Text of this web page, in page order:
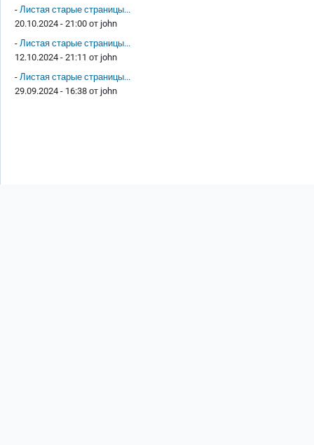
- Листая старые страницы...
20.10.2024 - 21:00 от john
- Листая старые страницы...
12.10.2024 - 21:11 от john
- Листая старые страницы...
29.09.2024 - 16:38 от john